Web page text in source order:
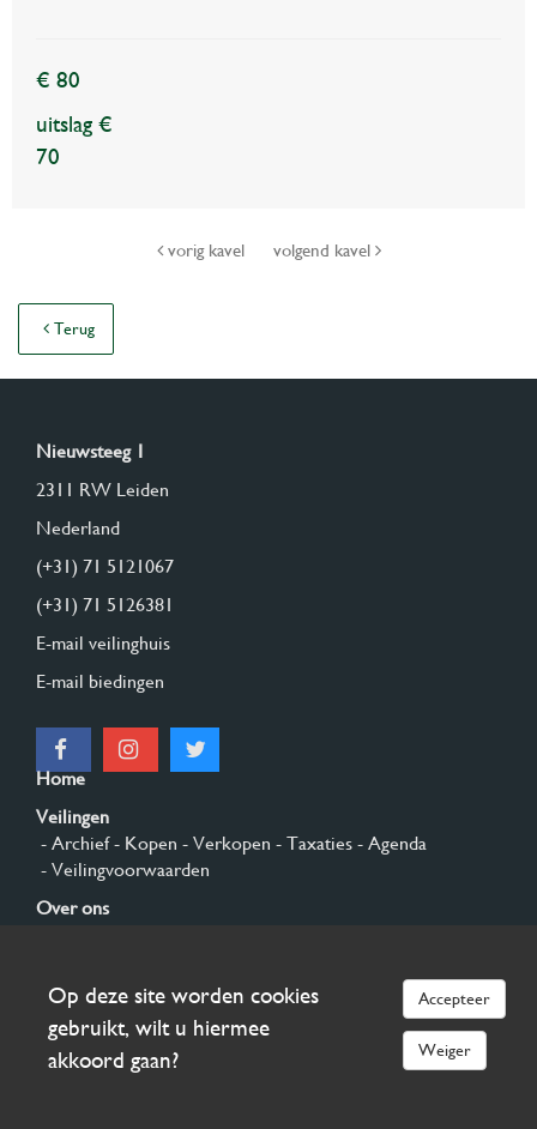
€ 80
uitslag €
70
vorig kavel volgend kavel
Terug
Nieuwsteeg 1
2311 RW Leiden
Nederland
(+31) 71 5121067
(+31) 71 5126381
E-mail veilinghuis
E-mail biedingen
Home
Veilingen
- Archief- Kopen - Verkopen - Taxaties - Agenda
- Veilingvoorwaarden
Over ons
Aanmelden
Op deze site worden cookies
gebruikt, wilt u hiermee
akkoord gaan?
Accepteer
Weiger